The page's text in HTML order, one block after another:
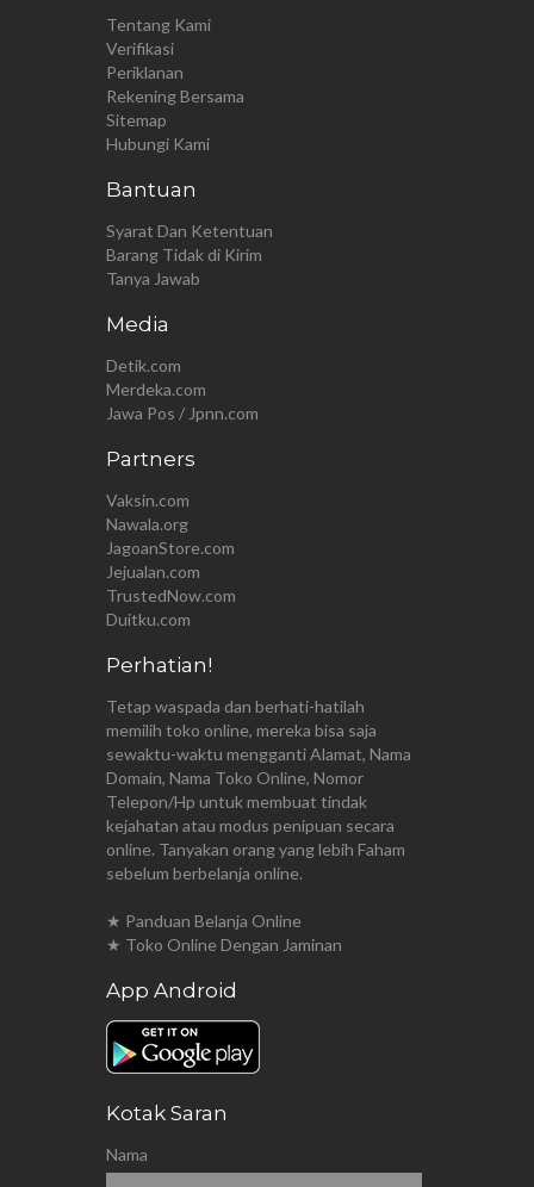
Tentang Kami
Verifikasi
Periklanan
Rekening Bersama
Sitemap
Hubungi Kami
Bantuan
Syarat Dan Ketentuan
Barang Tidak di Kirim
Tanya Jawab
Media
Detik.com
Merdeka.com
Jawa Pos / Jpnn.com
Partners
Vaksin.com
Nawala.org
JagoanStore.com
Jejualan.com
TrustedNow.com
Duitku.com
Perhatian!
Tetap waspada dan berhati-hatilah
memilih toko online, mereka bisa saja
sewaktu-waktu mengganti Alamat, Nama
Domain, Nama Toko Online, Nomor
Telepon/Hp untuk membuat tindak
kejahatan atau modus penipuan secara
online. Tanyakan orang yang lebih Faham
sebelum berbelanja online.
★ Panduan Belanja Online
★ Toko Online Dengan Jaminan
App Android
Kotak Saran
Nama